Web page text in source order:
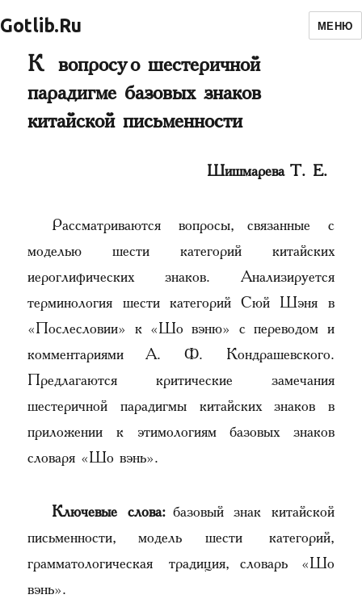
Gotlib.Ru МЕНЮ
К вопросу о шестеричной
парадигме базовых знаков
китайской письменности
Шишмарева Т. Е.
Рассматриваются вопросы, связанные с
моделью шести категорий китайских
иероглифических знаков. Анализируется
терминология шести категорий Сюй Шэня в
«Послесловии» к «Шо вэню» с переводом и
комментариями А. Ф. Кондрашевского.
Предлагаются критические замечания
шестеричной парадигмы китайских знаков в
приложении к этимологиям базовых знаков
словаря «Шо вэнь».
Ключевые слова: базовый знак китайской
письменности, модель шести категорий,
грамматологическая традиция, словарь «Шо
вэнь».